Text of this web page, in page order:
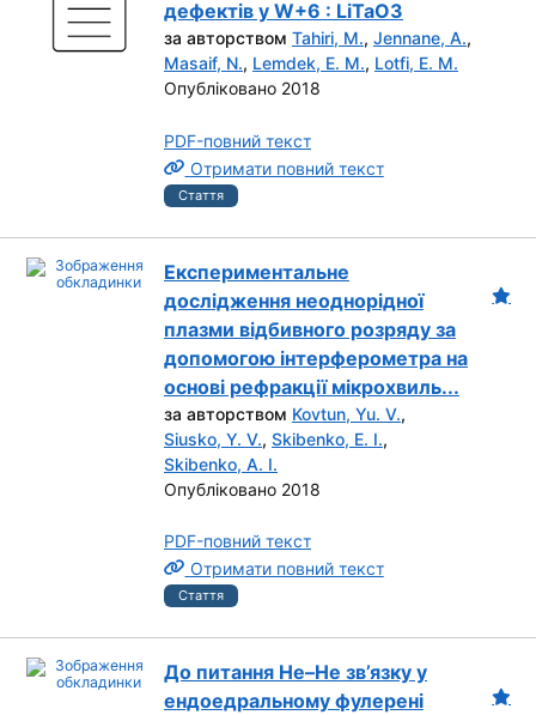
дефектів у W+6 : LiTaO3
за авторством Tahiri, M., Jennane, A.,
Masaif, N., Lemdek, E. M., Lotfi, E. M.
Опубліковано 2018
PDF-повний текст
Отримати повний текст
Стаття
Експериментальне
дослідження неоднорідної
плазми відбивного розряду за
допомогою інтерферометра на
основі рефракції мікрохвиль...
за авторством Kovtun, Yu. V.,
Siusko, Y. V., Skibenko, E. I.,
Skibenko, A. I.
Опубліковано 2018
PDF-повний текст
Отримати повний текст
Стаття
До питання Не–Не зв’язку у
ендоедральному фулерені